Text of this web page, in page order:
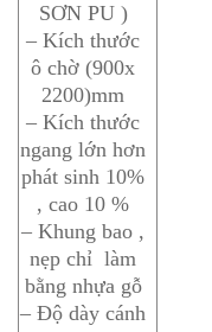
SƠN PU )
– Kích thước
ô chờ (900x
2200)mm
– Kích thước
ngang lớn hơn
phát sinh 10%
, cao 10 %
– Khung bao ,
nẹp chỉ làm
bằng nhựa gỗ
– Độ dày cánh